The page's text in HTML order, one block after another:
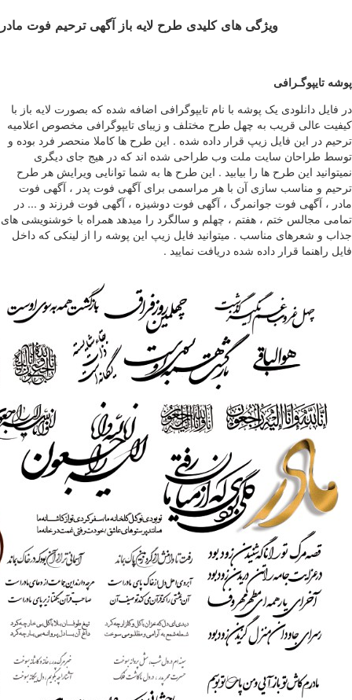
ویژگی های کلیدی طرح لایه باز آگهی ترحیم فوت مادر
پوشه تایپوگـرافی
در فایل دانلودی یک پوشه با نام تایپوگرافی اضافه شده که بصورت لایه باز با
کیفیت عالی قریب به چهل طرح مختلف و زیبای تایپوگرافی مخصوص اعلامیه
ترحیم در این فایل زیپ قرار داده شده . این طرح ها کاملا منحصر فرد بوده و
توسط طراحان سایت ملت وب طراحی شده اند که در هیج جای دیگری
نمیتوانید این طرح ها را بیابید . این طرح ها به شما توانایی ویرایش هر طرح
ترحیم و مناسب سازی آن با هر مراسمی برای آگهی فوت پدر ، آگهی فوت
مادر ، آگهی فوت جوانمرگ ، آگهی فوت دوشیزه ، آگهی فوت فرزند و ... در
تمامی مجالس ختم ، هفتم ، چهلم و سالگرد را میدهد همراه با خوشنویشی های
جذاب و شعرهای مناسب . میتوانید فایل زیپ این پوشه را از لینکی که داخل
فایل راهنما قرار داده شده دریافت نمایید .